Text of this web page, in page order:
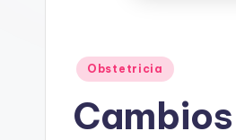
Publicado
Obstetricia